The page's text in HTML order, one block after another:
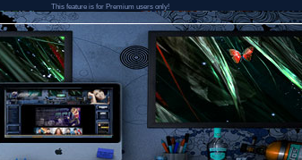
This feature is for Premium users only!